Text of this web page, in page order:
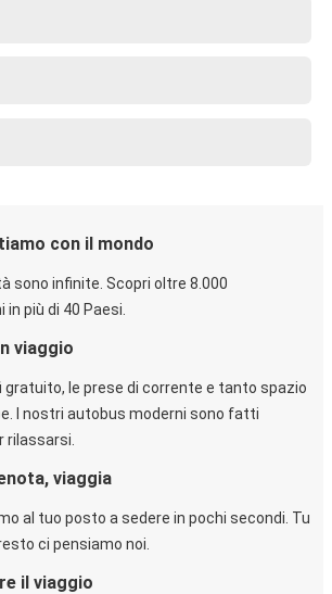
con il mondo
sono infinite. Scopri oltre 8.000
più di 40 Paesi.
viaggio
gratuito, le prese di corrente e tanto spazio
I nostri autobus moderni sono fatti
rilassarsi.
viaggia
al tuo posto a sedere in pochi secondi. Tu
ci pensiamo noi.
il viaggio